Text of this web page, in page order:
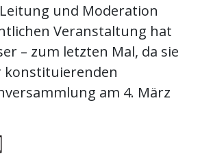
und Moderation
Veranstaltung hat
– zum letzten Mal, da sie
konstituierenden
am 4. März